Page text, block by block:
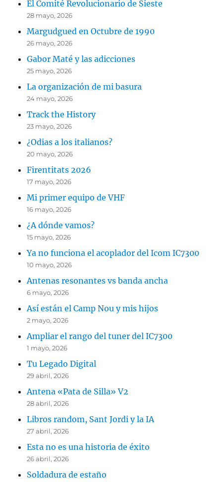
El Comité Revolucionario de Sieste
28 mayo, 2026
Margudgued en Octubre de 1990
26 mayo, 2026
Gabor Maté y las adicciones
25 mayo, 2026
La organización de mi basura
24 mayo, 2026
Track the History
23 mayo, 2026
¿Odias a los italianos?
20 mayo, 2026
Firentitats 2026
17 mayo, 2026
Mi primer equipo de VHF
16 mayo, 2026
¿A dónde vamos?
15 mayo, 2026
Ya no funciona el acoplador del Icom IC7300
10 mayo, 2026
Antenas resonantes vs banda ancha
6 mayo, 2026
Así están el Camp Nou y mis hijos
2 mayo, 2026
Ampliar el rango del tuner del IC7300
1 mayo, 2026
Tu Legado Digital
29 abril, 2026
Antena «Pata de Silla» V2
28 abril, 2026
Libros random, Sant Jordi y la IA
27 abril, 2026
Esta no es una historia de éxito
26 abril, 2026
Soldadura de estaño